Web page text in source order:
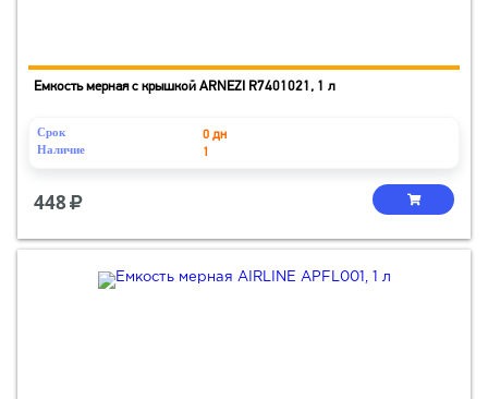
Емкость мерная с крышкой ARNEZI R7401021, 1 л
Срок 0 дн
Наличие 1
448